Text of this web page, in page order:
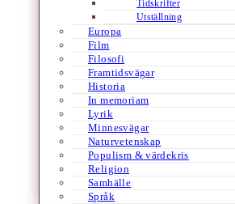
Tidskrifter
Utställning
Europa
Film
Filosofi
Framtidsvägar
Historia
In memoriam
Lyrik
Minnesvägar
Naturvetenskap
Populism & värdekris
Religion
Samhälle
Språk